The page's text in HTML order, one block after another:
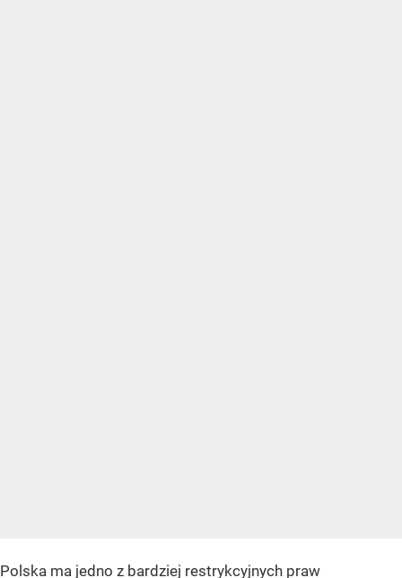
Polska ma jedno z bardziej restrykcyjnych praw